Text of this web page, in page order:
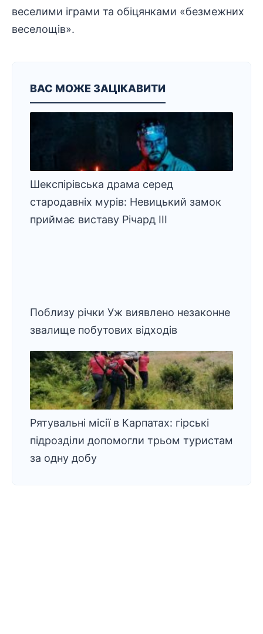
веселими іграми та обіцянками «безмежних
веселощів».
ВАС МОЖЕ ЗАЦІКАВИТИ
Шекспірівська драма серед
стародавніх мурів: Невицький замок
приймає виставу Річард ІІІ
Поблизу річки Уж виявлено незаконне
звалище побутових відходів
Рятувальні місії в Карпатах: гірські
підрозділи допомогли трьом туристам
за одну добу